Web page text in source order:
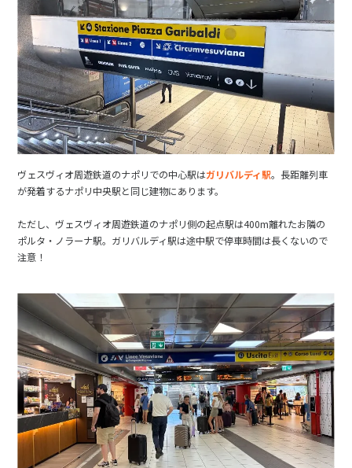
ヴェスヴィオ周遊鉄道のナポリでの中心駅はガリバルディ駅。長距離列車
が発着するナポリ中央駅と同じ建物にあります。
ただし、ヴェスヴィオ周遊鉄道のナポリ側の起点駅は400m離れたお隣の
ポルタ・ノラーナ駅。ガリバルディ駅は途中駅で停車時間は長くないので
注意！